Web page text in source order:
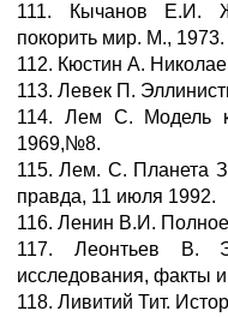
111. Кычанов Е.И.
покорить мир. М., 1973.
112. Кюстин А.
113. Левек П.
114. Лем С. Модель
1969,№8.
115. Лем. С. Планета
правда, 11 июля 1992.
116. Ленин В.И.
117. Леонтьев В.
исследования, факты
118. Ливитий Тит.